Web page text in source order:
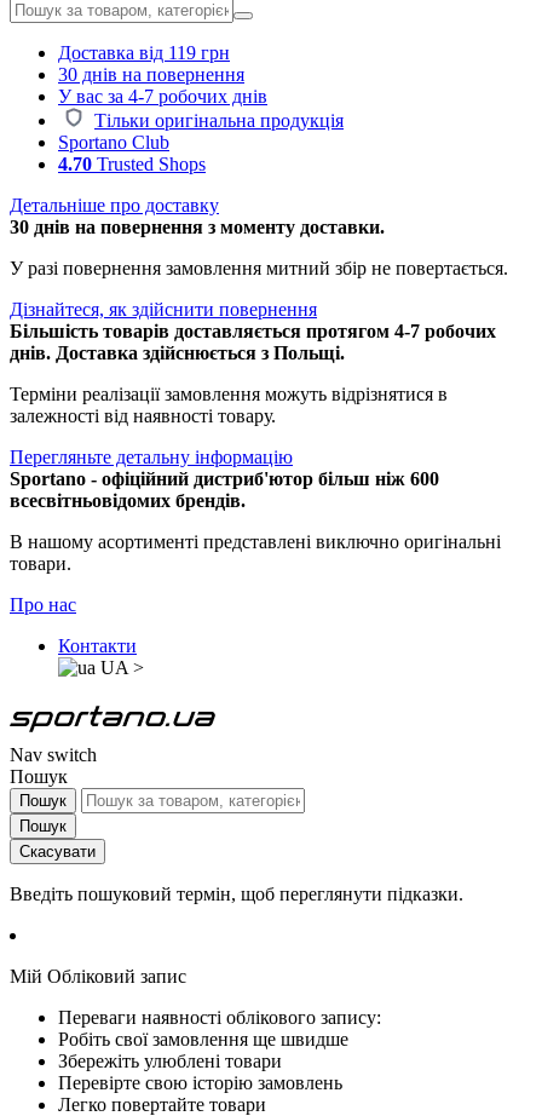
Доставка від 119 грн
30 днів на повернення
У вас за 4-7 робочих днів
Тільки оригінальна продукція
Sportano Club
4.70 Trusted Shops
Детальніше про доставку
30 днів на повернення з моменту доставки.
У разі повернення замовлення митний збір не повертається.
Дізнайтеся, як здійснити повернення
Більшість товарів доставляється протягом 4-7 робочих
днів. Доставка здійснюється з Польщі.
Терміни реалізації замовлення можуть відрізнятися в
залежності від наявності товару.
Перегляньте детальну інформацію
Sportano - офіційний дистриб'ютор більш ніж 600
всесвітньовідомих брендів.
В нашому асортименті представлені виключно оригінальні
товари.
Про нас
Контакти
UA >
Nav switch
Пошук
Пошук
Пошук
Скасувати
Введіть пошуковий термін, щоб переглянути підказки.
Мій Обліковий запис
Переваги наявності облікового запису:
Робіть свої замовлення ще швидше
Збережіть улюблені товари
Перевірте свою історію замовлень
Легко повертайте товари